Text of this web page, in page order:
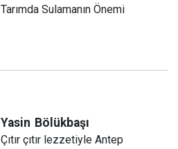
Tarımda Sulamanın Önemi
Yasin Bölükbaşı
Çıtır çıtır lezzetiyle Antep